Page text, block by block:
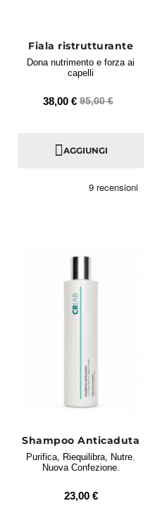
Fiala ristrutturante
Dona nutrimento e forza ai
capelli
38,00 € 95,00 €
AGGIUNGI
Shampoo Anticaduta
Purifica, Riequilibra, Nutre.
Nuova Confezione.
23,00 €